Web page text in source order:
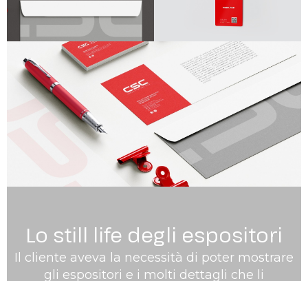
Lo still life degli espositori
Il cliente aveva la necessità di poter mostrare
gli espositori e i molti dettagli che li